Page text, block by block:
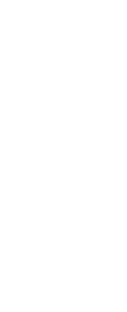
Hay mucho en
se juegan el
mientras que los
lo que Ibon
cabeza de serie.
playoff. No le doy
pruebas me
El Unicaja
oportunidad para
se enfrenta a la
mencionado
que sería una
Descubre más
. Puedes